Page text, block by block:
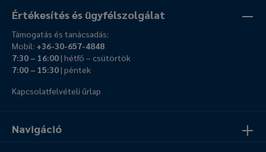
Navigáció
Értékesítés és ügyfélszolgálat
Támogatás és tanácsadás:
Mobil: +36-30-657-4848
7:30 – 16:00| hétfő – csütörtök
7:00 – 15:30| péntek
Kapcsolatfelvételi űrlap